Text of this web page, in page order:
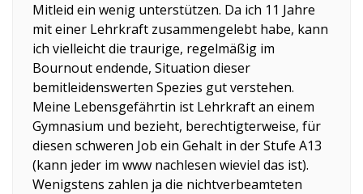
Mitleid ein wenig unterstützen. Da ich 11 Jahre
mit einer Lehrkraft zusammengelebt habe, kann
ich vielleicht die traurige, regelmäßig im
Bournout endende, Situation dieser
bemitleidenswerten Spezies gut verstehen.
Meine Lebensgefährtin ist Lehrkraft an einem
Gymnasium und bezieht, berechtigterweise, für
diesen schweren Job ein Gehalt in der Stufe A13
(kann jeder im www nachlesen wieviel das ist).
Wenigstens zahlen ja die nichtverbeamteten